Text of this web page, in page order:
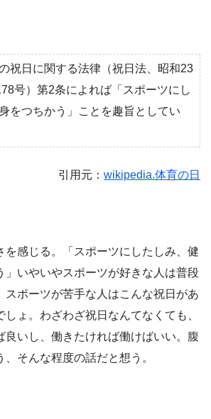
祝日に関する法律（祝日法、昭和23
号）第2条によれば「スポーツにし
をつちかう」ことを趣旨としてい
引用元： wikipedia.体育の日
を感じる。「スポーツにしたしみ、健
」いやいやスポーツが好きな人は普段
スポーツが苦手な人はこんな祝日があ
しょ。わざわざ祝日なんてなくても、
良いし、働きたければ働けばいい。腹
そんな程度の話だと想う。